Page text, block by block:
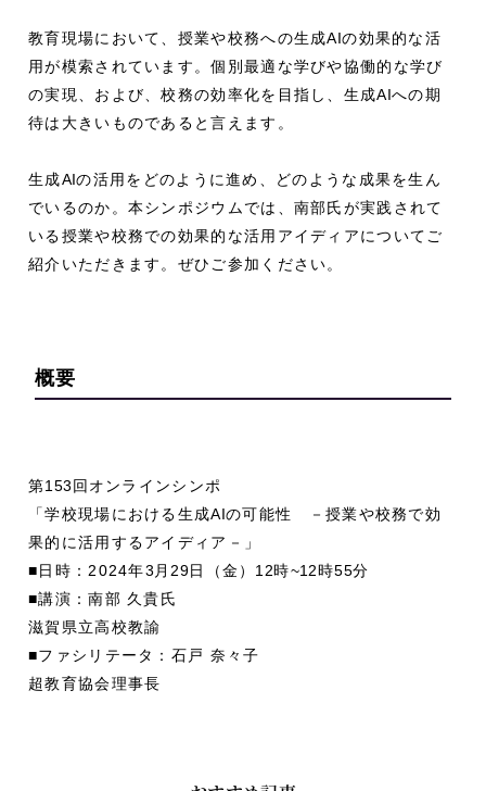
教育現場において、授業や校務への生成AIの効果的な活
用が模索されています。個別最適な学びや協働的な学び
の実現、および、校務の効率化を目指し、生成AIへの期
待は大きいものであると言えます。
生成AIの活用をどのように進め、どのような成果を生ん
でいるのか。本シンポジウムでは、南部氏が実践されて
いる授業や校務での効果的な活用アイディアについてご
紹介いただきます。ぜひご参加ください。
概要
第153回オンラインシンポ
「学校現場における生成AIの可能性 －授業や校務で効
果的に活用するアイディア－」
■日時：2024年3 月 29日（金） 12時~12時55分
■講演：南部 久貴氏
滋賀県立高校教諭
■ファシリテータ：石戸 奈々子
超教育協会理事長